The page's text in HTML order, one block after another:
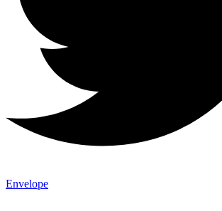
Envelope